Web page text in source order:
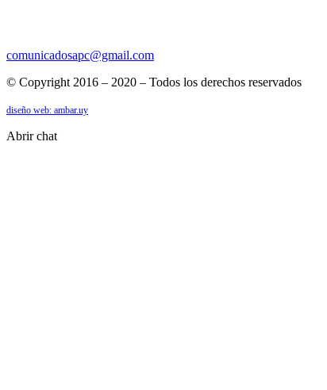
comunicadosapc@gmail.com
© Copyright 2016 – 2020 – Todos los derechos reservados
diseño web: ambar.uy
Abrir chat